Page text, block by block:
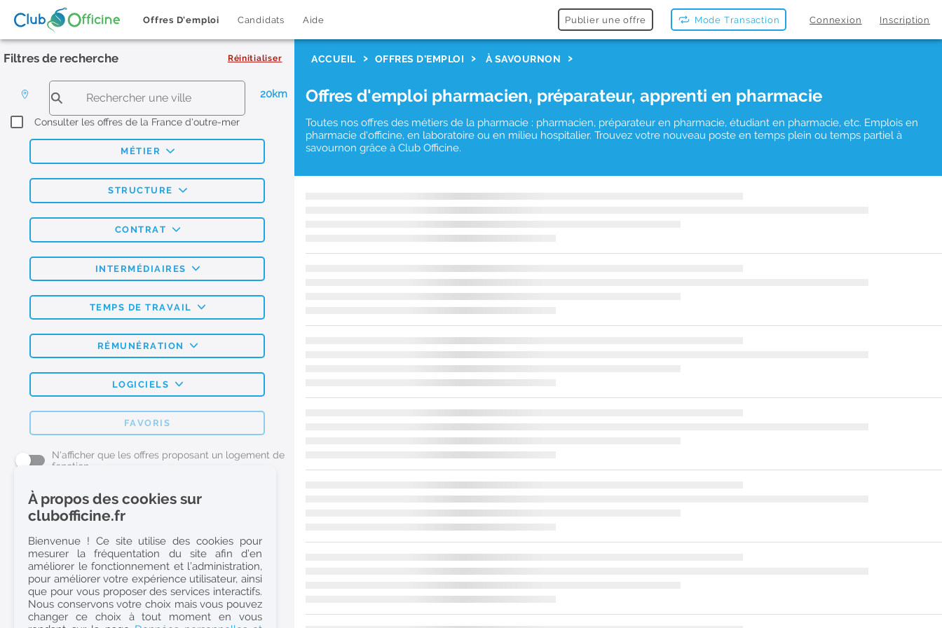
Offres D'emploi Candidats Aide Publier une offre Mode Transaction Connexion Inscription
Filtres de recherche Réinitialiser
20km
Consulter les offres de la France d'outre-mer
MÉTIER
STRUCTURE
CONTRAT
INTERMÉDIAIRES
TEMPS DE TRAVAIL
RÉMUNÉRATION
LOGICIELS
FAVORIS
N'afficher que les offres proposant un logement de
fonction
L'emploi Pharmacie par métier
Pharmacien (H/F)
Préparateur en Pharmacie (H/F)
Etudiant en Pharmacie (H/F)
Etudiant en Pharmacie 6e année validée (H/F)
Conseiller Dermo Cosmetique - Esthéticienne (H/F)
ACCUEIL OFFRES D'EMPLOI À SAVOURNON
Offres d'emploi pharmacien, préparateur, apprenti en pharmacie
Toutes nos offres des métiers de la pharmacie : pharmacien, préparateur en pharmacie, étudiant en pharmacie, etc. Emplois en
pharmacie d'officine, en laboratoire ou en milieu hospitalier. Trouvez votre nouveau poste en temps plein ou temps partiel à
savournon grâce à Club Officine.
À propos des cookies sur
clubofficine.fr
Bienvenue ! Ce site utilise des cookies pour
mesurer la fréquentation du site afin d’en
améliorer le fonctionnement et l’administration,
pour améliorer votre expérience utilisateur, ainsi
que pour vous proposer des services interactifs.
Nous conservons votre choix mais vous pouvez
changer ce choix à tout moment en vous